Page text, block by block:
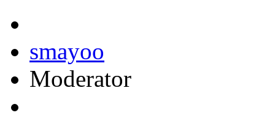
smayoo
Moderator